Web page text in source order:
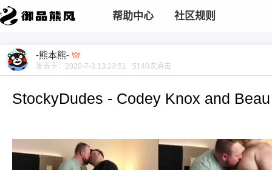
帮助中心 社区规则
-熊本熊-
发表于： 2020-7-3 13:23:51 5140次点击
StockyDudes - Codey Knox and